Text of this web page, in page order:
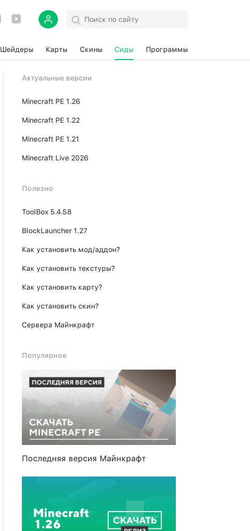
Шейдеры Карты Скины Сиды Программы
Актуальные версии
Minecraft PE 1.26
Minecraft PE 1.22
Minecraft PE 1.21
Minecraft Live 2026
Полезно
ToolBox 5.4.58
BlockLauncher 1.27
Как установить мод/аддон?
Как установить текстуры?
Как установить карту?
Как установить скин?
Сервера Майнкрафт
Популярное
Последняя версия Майнкрафт